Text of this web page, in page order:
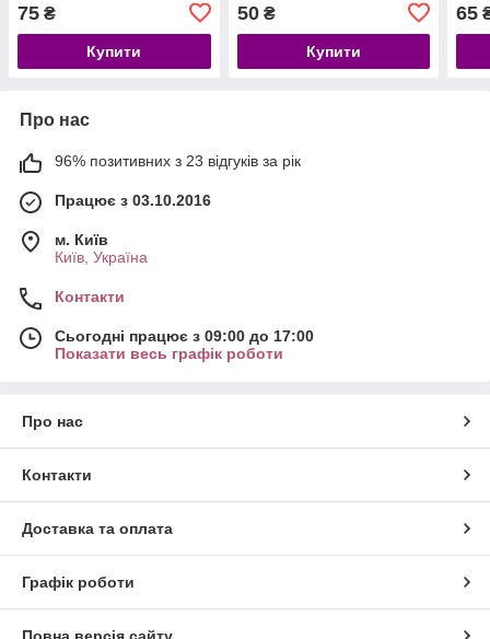
75 ₴
Купити
50₴
Купити
65
Про нас
96% позитивних з 23 відгуків за рік
Працює з 03.10.2016
м. Київ
Київ, Україна
Контакти
Сьогодні працює з 09:00 до 17:00
Показати весь графік роботи
Про нас
Контакти
Доставка та оплата
Графік роботи